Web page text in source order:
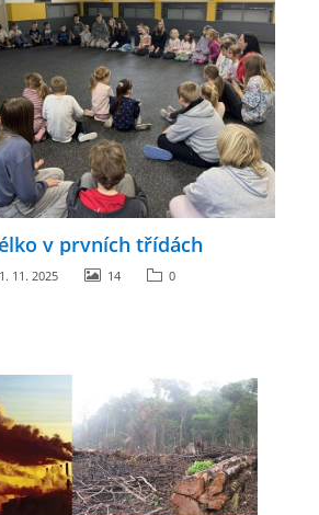
v prvních třídách
11. 2025 14 0